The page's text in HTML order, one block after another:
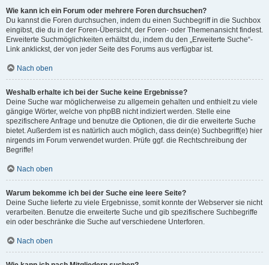
Wie kann ich ein Forum oder mehrere Foren durchsuchen?
Du kannst die Foren durchsuchen, indem du einen Suchbegriff in die Suchbox
eingibst, die du in der Foren-Übersicht, der Foren- oder Themenansicht findest.
Erweiterte Suchmöglichkeiten erhältst du, indem du den „Erweiterte Suche“-
Link anklickst, der von jeder Seite des Forums aus verfügbar ist.
Nach oben
Weshalb erhalte ich bei der Suche keine Ergebnisse?
Deine Suche war möglicherweise zu allgemein gehalten und enthielt zu viele
gängige Wörter, welche von phpBB nicht indiziert werden. Stelle eine
spezifischere Anfrage und benutze die Optionen, die dir die erweiterte Suche
bietet. Außerdem ist es natürlich auch möglich, dass dein(e) Suchbegriff(e) hier
nirgends im Forum verwendet wurden. Prüfe ggf. die Rechtschreibung der
Begriffe!
Nach oben
Warum bekomme ich bei der Suche eine leere Seite?
Deine Suche lieferte zu viele Ergebnisse, somit konnte der Webserver sie nicht
verarbeiten. Benutze die erweiterte Suche und gib spezifischere Suchbegriffe
ein oder beschränke die Suche auf verschiedene Unterforen.
Nach oben